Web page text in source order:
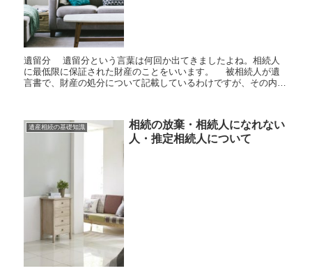
遺留分 遺留分という言葉は何回か出てきましたよね。相続人
に最低限に保証された財産のことをいいます。 被相続人が遺
言書で、財産の処分について記載しているわけですが、その内容
遺産相続の基礎知識
相続の放棄・相続人になれない
人・推定相続人について